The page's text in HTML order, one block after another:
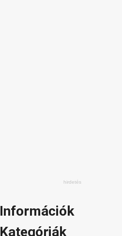
Információk
Kategóriák